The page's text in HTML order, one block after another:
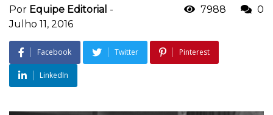
Por Equipe Editorial -
Julho 11, 2016
7988 0
Facebook Twitter Pinterest
LinkedIn